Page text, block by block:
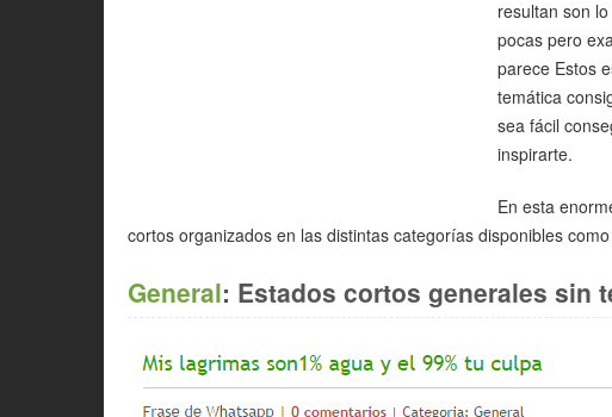
resultan son
pocas pero
parece Estos
temática
sea fácil
inspirarte.
En esta
cortos organizados en las distintas categorías disponibles
General: Estados cortos generales sin